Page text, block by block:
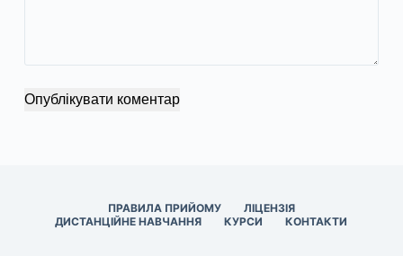
Опублікувати коментар
ПРАВИЛА ПРИЙОМУ
ЛІЦЕНЗІЯ
ДИСТАНЦІЙНЕ НАВЧАННЯ
КУРСИ КОНТАКТИ